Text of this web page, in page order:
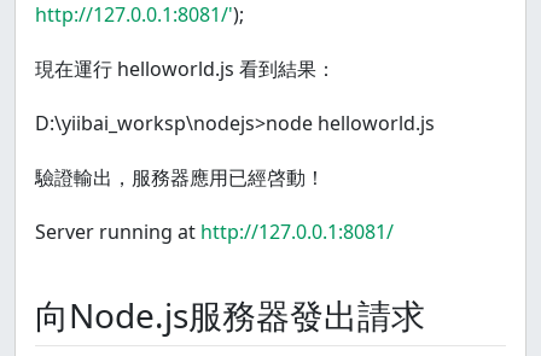
http://127.0.0.1:8081/');
現在運行 helloworld.js 看到結果：
D:\yiibai_worksp\nodejs>node helloworld.js
驗證輸出，服務器應用已經啓動！
Server running at http://127.0.0.1:8081/
向Node.js服務器發出請求